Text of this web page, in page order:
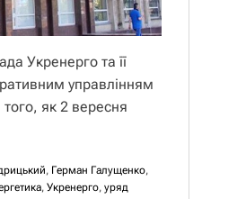
Укренерго та її
управлінням
як 2 вересня
, Герман Галущенко,
,Укренерго,уряд